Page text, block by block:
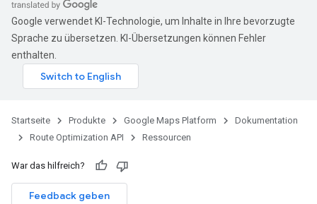
Google verwendet KI-Technologie, um Inhalte in Ihre bevorzugte
Sprache zu übersetzen. KI-Übersetzungen können Fehler
enthalten.
Startseite Produkte Google Maps Platform
Dokumentation
Route Optimization API
Ressourcen
War das hilfreich?
Feedback geben